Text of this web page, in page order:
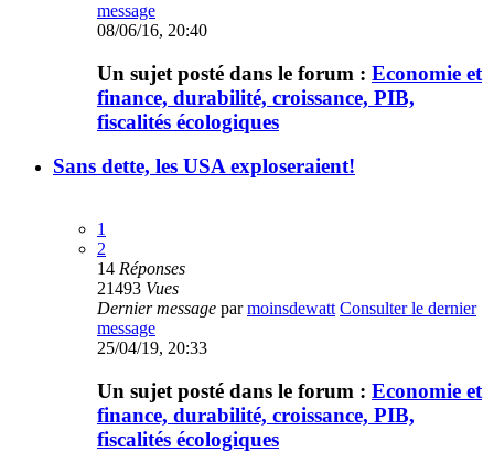
message
08/06/16, 20:40
Un sujet posté dans le forum : Economie et
finance, durabilité, croissance, PIB,
fiscalités écologiques
Sans dette, les USA exploseraient!
1
2
14 Réponses
21493 Vues
Dernier message parmoinsdewatt Consulter le dernier
message
25/04/19, 20:33
Un sujet posté dans le forum : Economie et
finance, durabilité, croissance, PIB,
fiscalités écologiques